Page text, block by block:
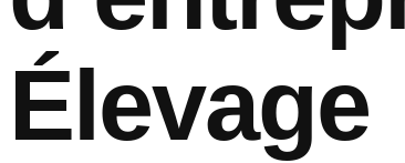
Élevage